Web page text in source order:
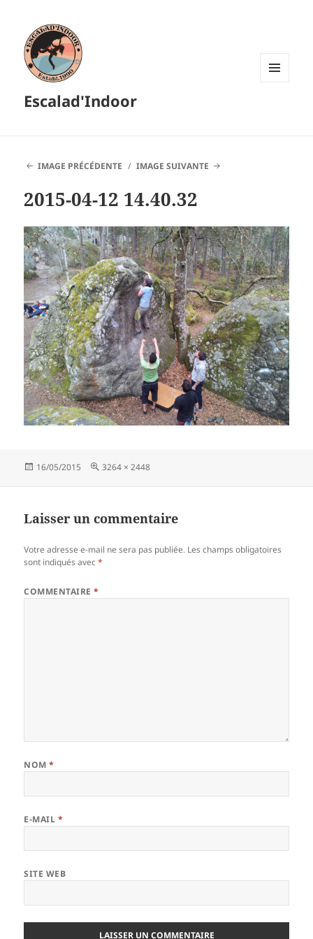
Escalad'Indoor
IMAGE PRÉCÉDENTE IMAGE SUIVANTE
2015-04-12 14.40.32
Publié
16/05/2015
Taille
3264 × 2448
Laisser un commentaire
Votre adresse e-mail ne sera pas publiée. Les champs obligatoires
sont indiqués avec*
COMMENTAIRE*
NOM*
E-MAIL *
SITE WEB